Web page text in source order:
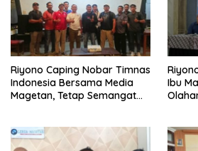
Riyono Caping Nobar Timnas
Indonesia Bersama Media
Magetan, Tetap Semangat
Ibu